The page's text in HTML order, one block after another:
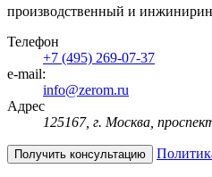
производственный и
Телефон
+7 (495) 269-07-37
e-mail:
info@zerom.ru
Адрес
125167, г. Москва,
Получить консультацию